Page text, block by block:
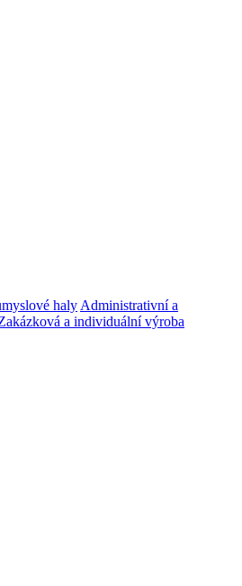
haly Administrativní a
a individuální výroba